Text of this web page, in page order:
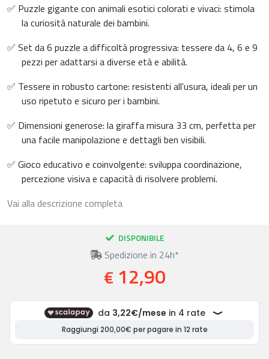
✅ Puzzle gigante con animali esotici colorati e vivaci: stimola
la curiosità naturale dei bambini.
✅ Set da 6 puzzle a difficoltà progressiva: tessere da 4, 6 e 9
pezzi per adattarsi a diverse età e abilità.
✅ Tessere in robusto cartone: resistenti all'usura, ideali per un
uso ripetuto e sicuro per i bambini.
✅ Dimensioni generose: la giraffa misura 33 cm, perfetta per
una facile manipolazione e dettagli ben visibili.
✅ Gioco educativo e coinvolgente: sviluppa coordinazione,
percezione visiva e capacità di risolvere problemi.
Vai alla descrizione completa
DISPONIBILE
Spedizione in 24h*
€ 12,90